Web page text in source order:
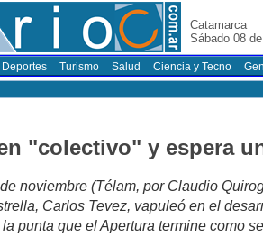
Catamarca
Sábado 08
Deportes Turismo Salud Ciencia y Tecno
"colectivo" y espera
noviembre (Télam, por Claudio
Carlos Tevez, vapuleó en el
punta que el Apertura termine como